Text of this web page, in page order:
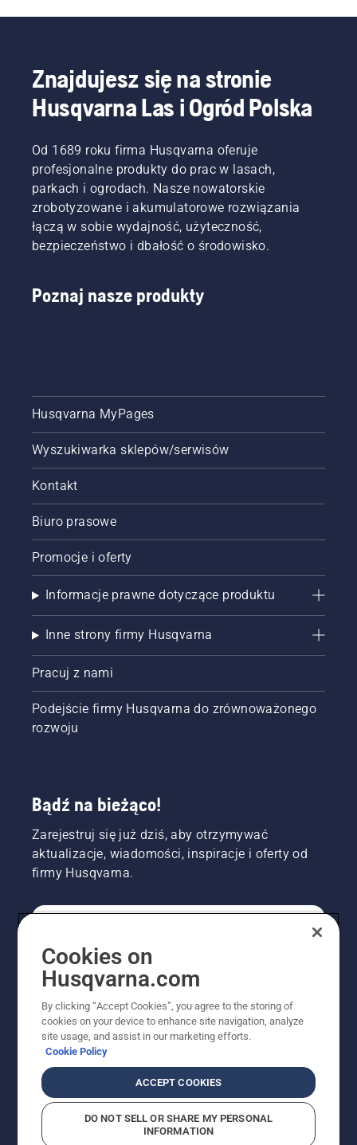
Znajdujesz się na stronie
Husqvarna Las i Ogród Polska
Od 1689 roku firma Husqvarna oferuje
profesjonalne produkty do prac w lasach,
parkach i ogrodach. Nasze nowatorskie
zrobotyzowane i akumulatorowe rozwiązania
łączą w sobie wydajność, użyteczność,
bezpieczeństwo i dbałość o środowisko.
Poznaj nasze produkty
Husqvarna MyPages
Wyszukiwarka sklepów/serwisów
Kontakt
Biuro prasowe
Promocje i oferty
Informacje prawne dotyczące produktu
Inne strony firmy Husqvarna
Pracuj z nami
Podejście firmy Husqvarna do zrównoważonego
rozwoju
Bądź na bieżąco!
Zarejestruj się już dziś, aby otrzymywać
aktualizacje, wiadomości, inspiracje i oferty od
firmy Husqvarna.
PROFESJONALISTA
Cookies on
Husqvarna.com
By clicking “Accept Cookies”, you agree to the storing of
cookies on your device to enhance site navigation, analyze
site usage, and assist in our marketing efforts.
Cookie Policy
ACCEPT COOKIES
DO NOT SELL OR SHARE MY PERSONAL
INFORMATION